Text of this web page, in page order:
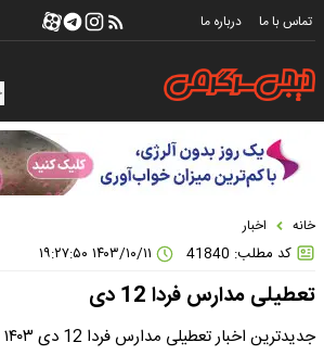
تماس با ما درباره ما
خانه اخبار
کد مطلب: 41840
تعطیلی مدارس فردا 12 دی